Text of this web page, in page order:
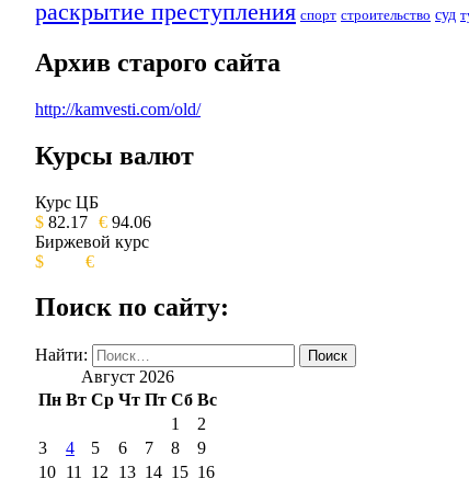
раскрытие преступления спорт строительство суд
Архив старого сайта
http://kamvesti.com/old/
ОБЩЕСТВЕННО-
Курсы валют
Курс ЦБ
$ 82.17 € 94.06
Биржевой курс
$
€
Поиск по сайту:
Найти:
Август 2026
Пн Вт Ср Чт Пт Сб Вс
1
2
3
4 5 6 7 8
9
10 11 12 13 14 15 16